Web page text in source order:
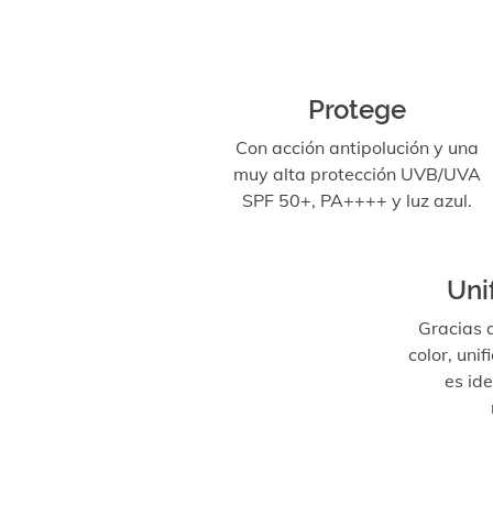
Protege
Con acción antipolución y una
muy alta protección UVB/UVA
SPF 50+, PA++++ y luz azul.
Gracias
color,
es